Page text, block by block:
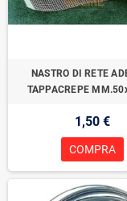
NASTRO DI RETE
TAPPACREPE
1,50 €
COMPRA